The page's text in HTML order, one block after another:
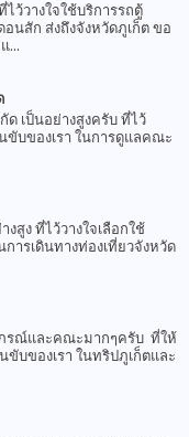
วางใจใช้บริการรถตู้
นสัก ส่งถึงจังหวัดภูเก็ต ขอ
...
เป็นอย่างสูงครับ ที่ไว้
ขับของเรา ในการดูแลคณะ
สูง ที่ไว้วางใจเลือกใช้
ารเดินทางท่องเที่ยวจังหวัด
รณ์และคณะมากๆครับ ที่ให้
ขับของเรา ในทริปภูเก็ตและ